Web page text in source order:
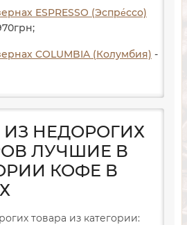
ESPRESSO (Эспре́ссо)
грн;
COLUMBIA (Колумбия) -
ИЗ НЕДОРОГИХ
ЛУЧШИЕ В
КОФЕ В
товара из категории: